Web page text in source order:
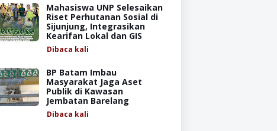
Mahasiswa UNP Selesaikan
Riset Perhutanan Sosial di
Sijunjung, Integrasikan
Kearifan Lokal dan GIS
Dibaca kali
BP Batam Imbau
Masyarakat Jaga Aset
Publik di Kawasan
Jembatan Barelang
Dibaca kali